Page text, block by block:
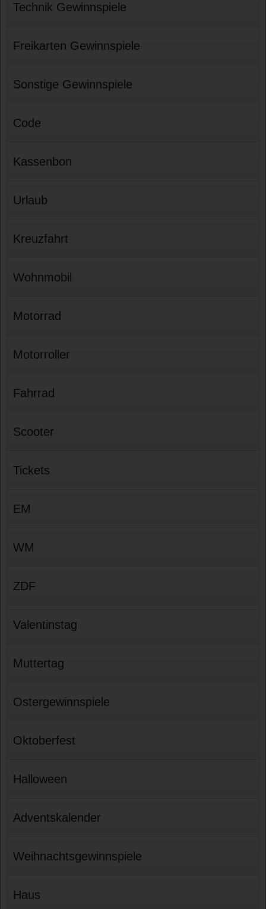
Technik Gewinnspiele
Freikarten Gewinnspiele
Sonstige Gewinnspiele
Code
Kassenbon
Urlaub
Kreuzfahrt
Wohnmobil
Motorrad
Motorroller
Fahrrad
Scooter
Tickets
EM
WM
ZDF
Valentinstag
Muttertag
Ostergewinnspiele
Oktoberfest
Halloween
Adventskalender
Weihnachtsgewinnspiele
Haus